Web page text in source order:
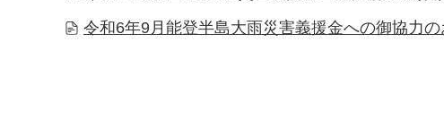
令和6年9月能登半島大雨災害義援金への御協力の